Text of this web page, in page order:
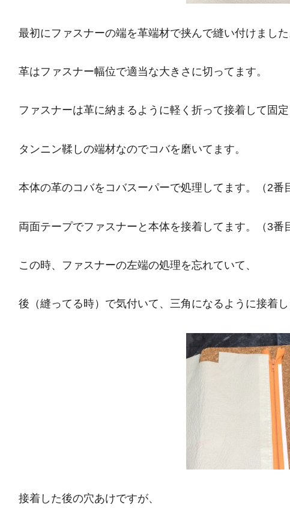
最初にファスナーの端を革端材で挟んで縫い付けました
革はファスナー幅位で適当な大きさに切ってます。
ファスナーは革に納まるように軽く折って接着して固定
タンニン鞣しの端材なのでコバを磨いてます。
本体の革のコバをコバスーパーで処理してます。（2番
両面テープでファスナーと本体を接着してます。（3番
この時、ファスナーの左端の処理を忘れていて、
後（縫ってる時）で気付いて、三角になるように接着し
接着した後の穴あけですが、